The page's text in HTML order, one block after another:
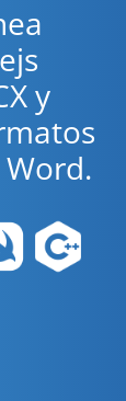
y
Word.